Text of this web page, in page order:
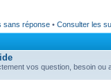
sans réponse • Consulter les
vos question, besoin